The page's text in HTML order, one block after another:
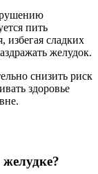
пить
избегая сладких
желудок.
снизить риск
здоровье